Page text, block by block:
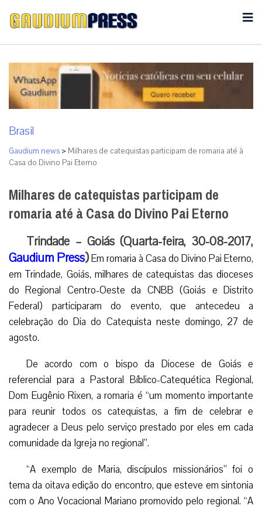
Brasil
Gaudium news > Milhares de catequistas participam de romaria até à
Casa do Divino Pai Eterno
Milhares de catequistas participam de
romaria até à Casa do Divino Pai Eterno
Trindade – Goiás (Quarta-feira, 30-08-2017,
Gaudium Press)Em romaria à Casa do Divino Pai Eterno,
em Trindade, Goiás, milhares de catequistas das dioceses
do Regional Centro-Oeste da CNBB (Goiás e Distrito
Federal) participaram do evento, que antecedeu a
celebração do Dia do Catequista neste domingo, 27 de
agosto.
De acordo com o bispo da Diocese de Goiás e
referencial para a Pastoral Bíblico-Catequética Regional,
Dom Eugênio Rixen, a romaria é “um momento importante
para reunir todos os catequistas, a fim de celebrar e
agradecer a Deus pelo serviço prestado por eles em cada
comunidade da Igreja no regional”.
“A exemplo de Maria, discípulos missionários” foi o
tema da oitava edição do encontro, que esteve em sintonia
com o Ano Vocacional Mariano promovido pelo regional. “A